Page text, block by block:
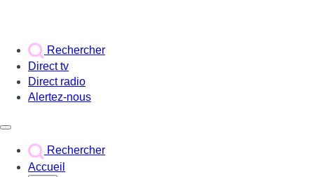
Rechercher
Direct tv
Direct radio
Alertez-nous
Rechercher
Accueil